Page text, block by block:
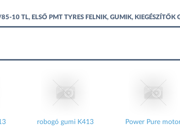
10 TL, ELSŐ PMT TYRES FELNIK, GUMIK,
robogó gumi K413
Power Pure